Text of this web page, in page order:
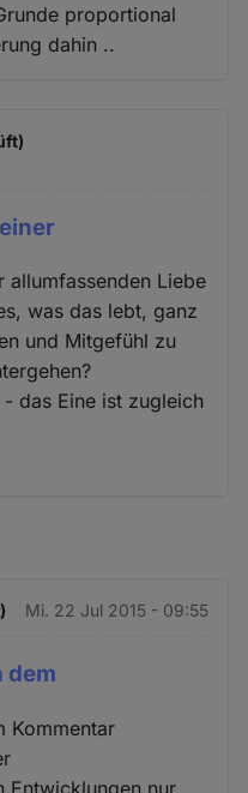
proportional
dahin ..
allumfassenden Liebe
was das lebt, ganz
und Mitgefühl zu
das Eine ist zugleich
Mi. 22 Jul 2015 - 09:55
dem
Kommentar
Entwicklungen nur